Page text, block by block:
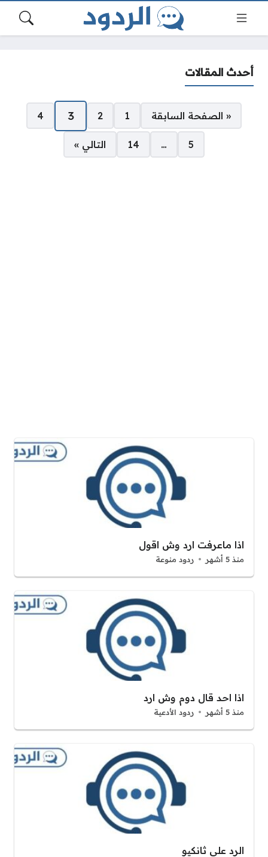
أحدث المقالات
صفحات:
« الصفحة السابقة 1
2
3
4
5
…
14 التالي »
اذا ماعرفت ارد وش اقول
منذ 5 أشهر ردود منوعة
اذا احد قال دوم وش ارد
منذ 5 أشهر ردود الأدعية
الرد على ثانكيو